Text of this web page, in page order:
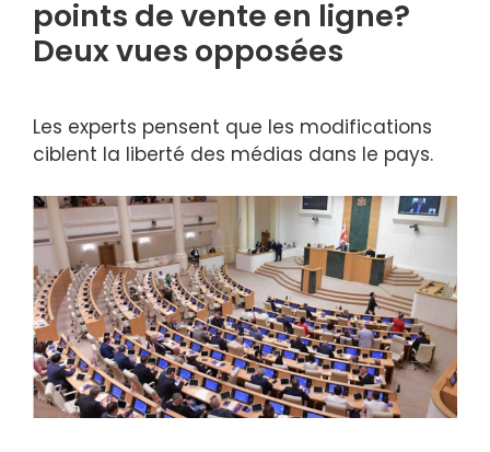
points de vente en ligne?
Deux vues opposées
Les experts pensent que les modifications
ciblent la liberté des médias dans le pays.